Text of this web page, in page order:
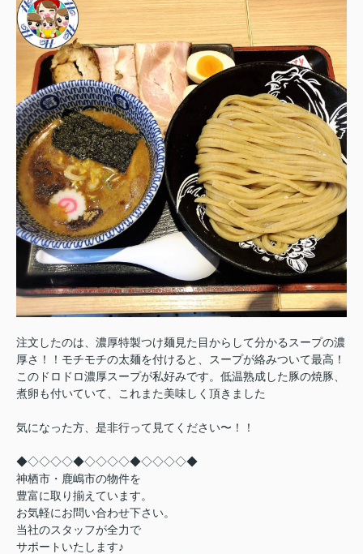
注文したのは、濃厚特製つけ麺見た目からして分かるスープの濃
厚さ！！モチモチの太麺を付けると、スープが絡みついて最高！
このドロドロ濃厚スープが私好みです。低温熟成した豚の焼豚、
煮卵も付いていて、これまた美味しく頂きました
気になった方、是非行って見てください〜！！
◆◇◇◇◇◆◇◇◇◇◆◇◇◇◇◆
神栖市・鹿嶋市の物件を
豊富に取り揃えています。
お気軽にお問い合わせ下さい。
当社のスタッフが全力で
サポートいたします♪